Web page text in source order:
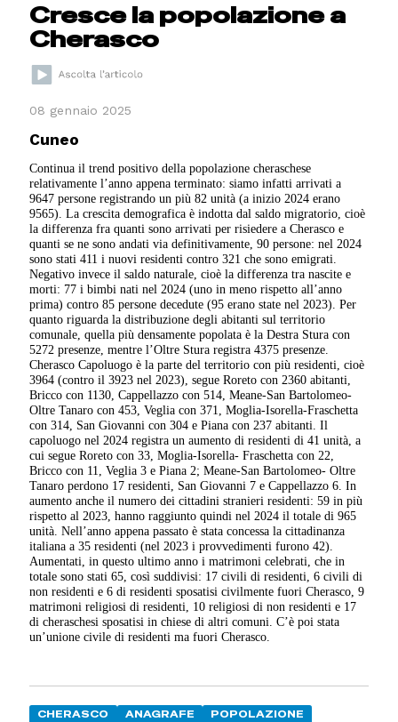
Cresce la popolazione a
Cherasco
08 gennaio 2025
Cuneo
Continua il trend positivo della popolazione cheraschese
relativamente l’anno appena terminato: siamo infatti arrivati a
9647 persone registrando un più 82 unità (a inizio 2024 erano
9565). La crescita demografica è indotta dal saldo migratorio, cioè
la differenza fra quanti sono arrivati per risiedere a Cherasco e
quanti se ne sono andati via definitivamente, 90 persone: nel 2024
sono stati 411 i nuovi residenti contro 321 che sono emigrati.
Negativo invece il saldo naturale, cioè la differenza tra nascite e
morti: 77 i bimbi nati nel 2024 (uno in meno rispetto all’anno
prima) contro 85 persone decedute (95 erano state nel 2023). Per
quanto riguarda la distribuzione degli abitanti sul territorio
comunale, quella più densamente popolata è la Destra Stura con
5272 presenze, mentre l’Oltre Stura registra 4375 presenze.
Cherasco Capoluogo è la parte del territorio con più residenti, cioè
3964 (contro il 3923 nel 2023), segue Roreto con 2360 abitanti,
Bricco con 1130, Cappellazzo con 514, Meane-San Bartolomeo-
Oltre Tanaro con 453, Veglia con 371, Moglia-Isorella-Fraschetta
con 314, San Giovanni con 304 e Piana con 237 abitanti. Il
capoluogo nel 2024 registra un aumento di residenti di 41 unità, a
cui segue Roreto con 33, Moglia-Isorella- Fraschetta con 22,
Bricco con 11, Veglia 3 e Piana 2; Meane-San Bartolomeo- Oltre
Tanaro perdono 17 residenti, San Giovanni 7 e Cappellazzo 6. In
aumento anche il numero dei cittadini stranieri residenti: 59 in più
rispetto al 2023, hanno raggiunto quindi nel 2024 il totale di 965
unità. Nell’anno appena passato è stata concessa la cittadinanza
italiana a 35 residenti (nel 2023 i provvedimenti furono 42).
Aumentati, in questo ultimo anno i matrimoni celebrati, che in
totale sono stati 65, così suddivisi: 17 civili di residenti, 6 civili di
non residenti e 6 di residenti sposatisi civilmente fuori Cherasco, 9
matrimoni religiosi di residenti, 10 religiosi di non residenti e 17
di cheraschesi sposatisi in chiese di altri comuni. C’è poi stata
un’unione civile di residenti ma fuori Cherasco.
CHERASCO ANAGRAFE POPOLAZIONE